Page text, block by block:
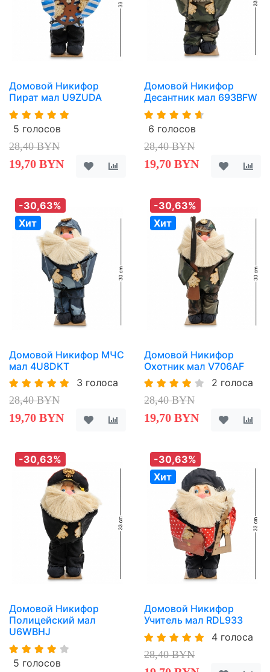
Домовой Никифор
Пират мал U9ZUDA
5 голосов
28,40 BYN
19,70 BYN
Домовой Никифор
Десантник мал 693BFW
6 голосов
28,40 BYN
19,70 BYN
-30,63%
Хит
Домовой Никифор МЧС
мал 4U8DKT
3 голоса
28,40 BYN
19,70 BYN
-30,63%
Хит
Домовой Никифор
Охотник мал V706AF
2 голоса
28,40 BYN
19,70 BYN
-30,63%
Домовой Никифор
Полицейский мал
U6WBHJ
5 голосов
-30,63%
Хит
Домовой Никифор
Учитель мал RDL933
4 голоса
28,40 BYN